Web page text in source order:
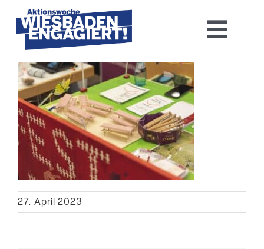
content
Home
Aktions­woche 2026
Basis-Infos
Dokumen­tation 2025
Aktuelles
27. April 2023